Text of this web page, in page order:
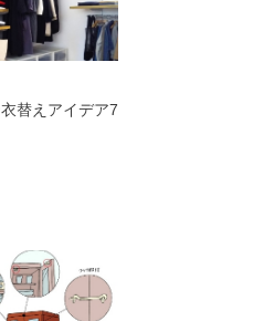
替えアイデア7